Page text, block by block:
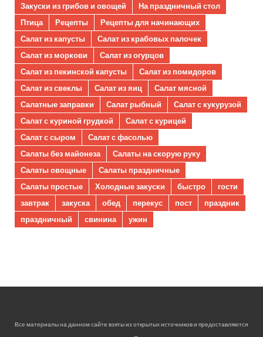
Закуски из грибов и овощей
На праздничный стол
Птица
Рецепты
Рецепты для начинающих
Салат из капусты
Салат из крабовых палочек
Салат из моркови
Салат из огурцов
Салат из пекинской капусты
Салат из помидоров
Салат из свеклы
Салат из яиц
Салат мясной
Салатные заправки
Салат рыбный
Салат с кукурузой
Салат с куриной грудкой
Салат с курицей
Салат с сыром
Салат с фасолью
Салаты без майонеза
Салаты на скорую руку
Салаты овощные
Салаты праздничные
Салаты простые
Холодные закуски быстро
гости
завтрак
закуска обед перекус пост
праздник
праздничный
свинина ужин
Все материалы на данном сайте взяты из открытых источников и предоставляются